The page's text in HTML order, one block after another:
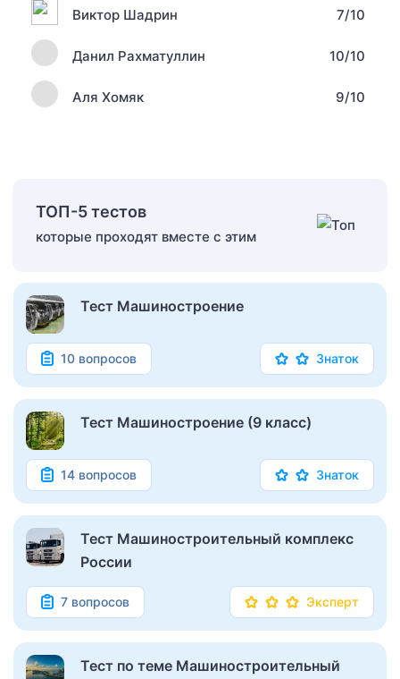
Виктор Шадрин 7/10
Данил Рахматуллин 10/10
Аля Хомяк 9/10
ТОП-5 тестов
которые проходят вместе с этим
Тест Машиностроение
10 вопросов Знаток
Тест Машиностроение (9 класс)
14 вопросов Знаток
Тест Машиностроительный комплекс
России
7 вопросов Эксперт
Тест по теме Машиностроительный